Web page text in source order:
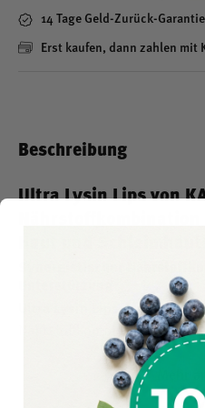
14 Tage Geld-Zurück-Garantie
Erst kaufen, dann zahlen mit
Beschreibung
Ultra Lysin Lips von
vonKAList
Nährstoffkomplex, der auf
abgestimmt ist, die Wert auf
Immunsystems, gesunde
Die Formel vereint L-Lysin,